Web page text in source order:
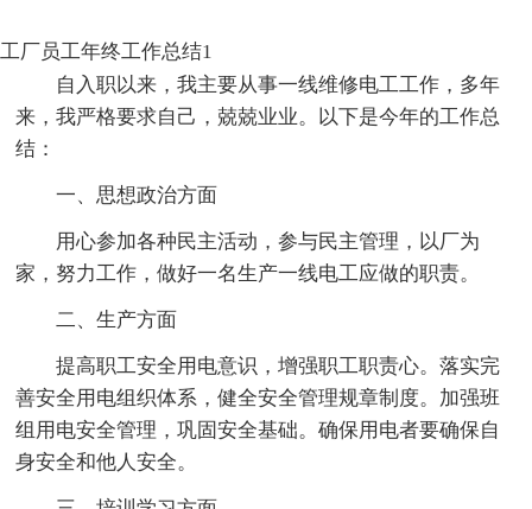
工厂员工年终工作总结1
自入职以来，我主要从事一线维修电工工作，多年
来，我严格要求自己，兢兢业业。以下是今年的工作总
结：
一、思想政治方面
用心参加各种民主活动，参与民主管理，以厂为
家，努力工作，做好一名生产一线电工应做的职责。
二、生产方面
提高职工安全用电意识，增强职工职责心。落实完
善安全用电组织体系，健全安全管理规章制度。加强班
组用电安全管理，巩固安全基础。确保用电者要确保自
身安全和他人安全。